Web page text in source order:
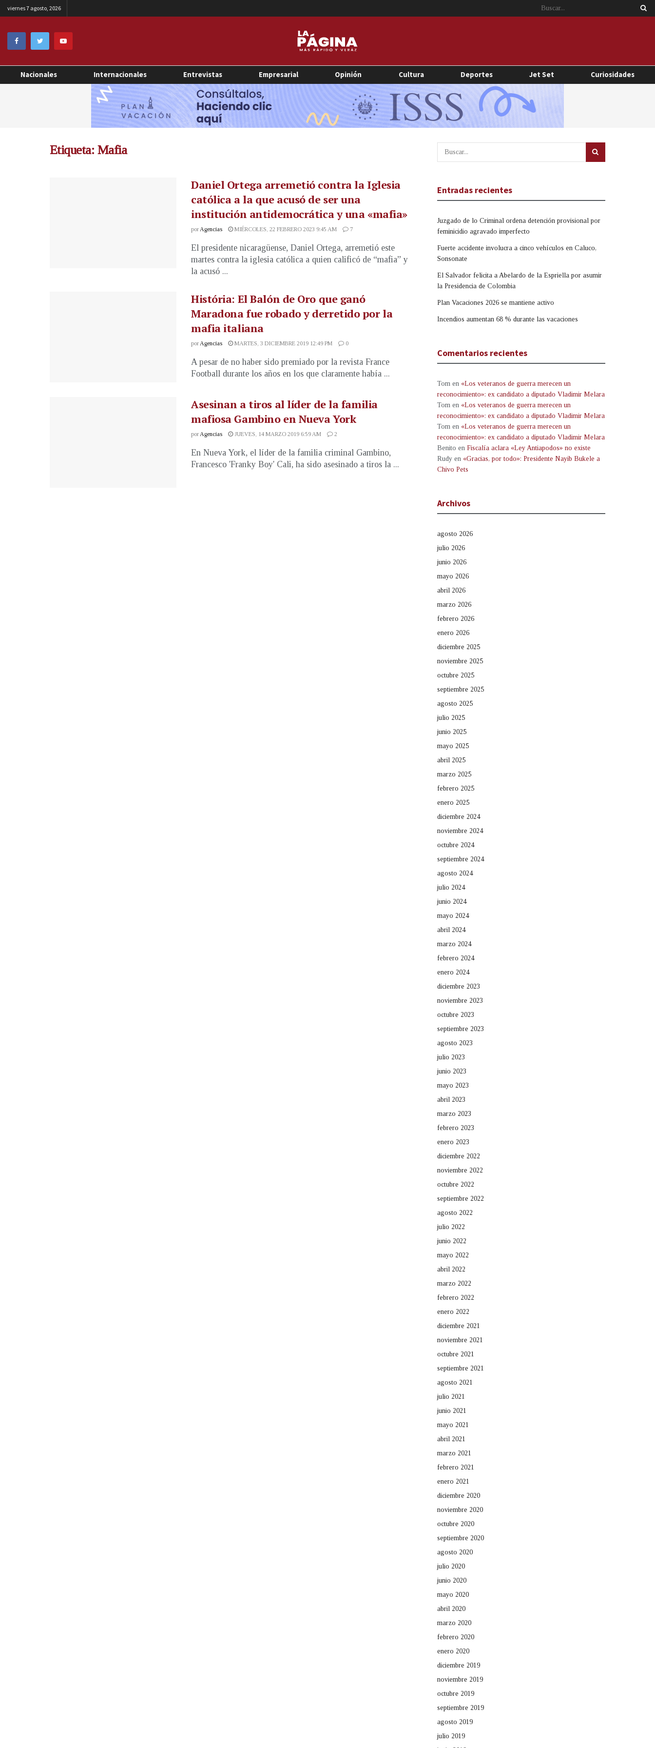
viernes 7 agosto, 2026
Nacionales Internacionales Entrevistas Empresarial Opinión Cultura Deportes Jet Set Curiosidades
Etiqueta: Mafia
Daniel Ortega arremetió contra la Iglesia
católica a la que acusó de ser una
institución antidemocrática y una «mafia»
porAgencias MIÉRCOLES, 22 FEBRERO 2023 9:45 AM 7
El presidente nicaragüense, Daniel Ortega, arremetió este
martes contra la iglesia católica a quien calificó de “mafia” y
la acusó ...
História: El Balón de Oro que ganó
Maradona fue robado y derretido por la
mafia italiana
porAgencias MARTES, 3 DICIEMBRE 2019 12:49 PM 0
A pesar de no haber sido premiado por la revista France
Football durante los años en los que claramente había ...
Asesinan a tiros al líder de la familia
mafiosa Gambino en Nueva York
porAgencias JUEVES, 14 MARZO 2019 6:59 AM 2
En Nueva York, el líder de la familia criminal Gambino,
Francesco 'Franky Boy' Cali, ha sido asesinado a tiros la ...
Entradas recientes
Juzgado de lo Criminal ordena detención provisional por
feminicidio agravado imperfecto
Fuerte accidente involucra a cinco vehículos en Caluco,
Sonsonate
El Salvador felicita a Abelardo de la Espriella por asumir
la Presidencia de Colombia
Plan Vacaciones 2026 se mantiene activo
Incendios aumentan 68 % durante las vacaciones
Comentarios recientes
Tom en «Los veteranos de guerra merecen un
reconocimiento»: ex candidato a diputado Vladimir Melara
Tom en «Los veteranos de guerra merecen un
reconocimiento»: ex candidato a diputado Vladimir Melara
Tom en «Los veteranos de guerra merecen un
reconocimiento»: ex candidato a diputado Vladimir Melara
Benito en Fiscalía aclara «Ley Antiapodos» no existe
Rudy en «Gracias, por todo»: Presidente Nayib Bukele a
Chivo Pets
Archivos
agosto 2026
julio 2026
junio 2026
mayo 2026
abril 2026
marzo 2026
febrero 2026
enero 2026
diciembre 2025
noviembre 2025
octubre 2025
septiembre 2025
agosto 2025
julio 2025
junio 2025
mayo 2025
abril 2025
marzo 2025
febrero 2025
enero 2025
diciembre 2024
noviembre 2024
octubre 2024
septiembre 2024
agosto 2024
julio 2024
junio 2024
mayo 2024
abril 2024
marzo 2024
febrero 2024
enero 2024
diciembre 2023
noviembre 2023
octubre 2023
septiembre 2023
agosto 2023
julio 2023
junio 2023
mayo 2023
abril 2023
marzo 2023
febrero 2023
enero 2023
diciembre 2022
noviembre 2022
octubre 2022
septiembre 2022
agosto 2022
julio 2022
junio 2022
mayo 2022
abril 2022
marzo 2022
febrero 2022
enero 2022
diciembre 2021
noviembre 2021
octubre 2021
septiembre 2021
agosto 2021
julio 2021
junio 2021
mayo 2021
abril 2021
marzo 2021
febrero 2021
enero 2021
diciembre 2020
noviembre 2020
octubre 2020
septiembre 2020
agosto 2020
julio 2020
junio 2020
mayo 2020
abril 2020
marzo 2020
febrero 2020
enero 2020
diciembre 2019
noviembre 2019
octubre 2019
septiembre 2019
agosto 2019
julio 2019